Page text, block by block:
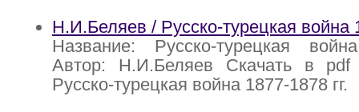
Н.И.Беляев / Русско-турецкая война
Название: Русско-турецкая
Автор: Н.И.Беляев Скачать в
Русско-турецкая война 1877-1878 гг.